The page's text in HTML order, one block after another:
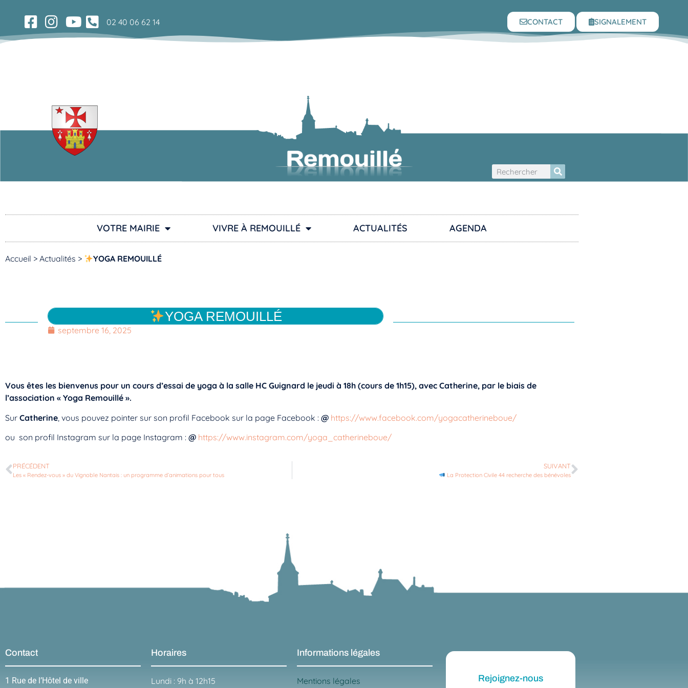
02 40 06 62 14 CONTACT SIGNALEMENT
VOTRE MAIRIE VIVRE À REMOUILLÉ ACTUALITÉS AGENDA
Accueil > Actualités > YOGA REMOUILLÉ
YOGA REMOUILLÉ
septembre 16, 2025
Vous êtes les bienvenus pour un cours d’essai de yoga à la salle HC Guignard le jeudi à 18h (cours de 1h15), avec Catherine, par le biais de
l’association « Yoga Remouillé ».
Sur Catherine , vous pouvez pointer sur son profil Facebook sur la page Facebook : @ https://www.facebook.com/yogacatherineboue/
ou son profil Instagram sur la page Instagram : @ https://www.instagram.com/yoga_catherineboue/
PRÉCÉDENT
Les « Rendez-vous » du Vignoble Nantais : un programme d’animations pour tous
SUIVANT
La Protection Civile 44 recherche des bénévoles
Contact
1 Rue de l’Hôtel de ville
Horaires
Lundi : 9h à 12h15
Informations légales
Mentions légales Rejoignez-nous